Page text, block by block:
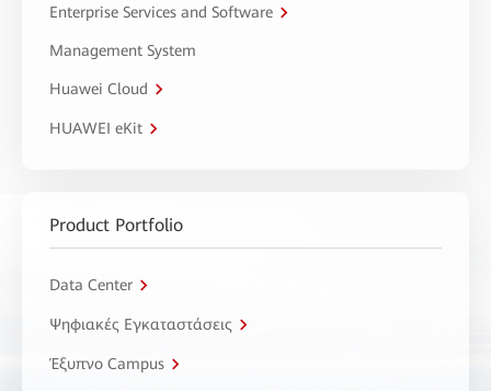
Enterprise Services and Software
Management System
Huawei Cloud
HUAWEI eKit
Product Portfolio
Data Center
Ψηφιακές Εγκαταστάσεις
Έξυπνο Campus